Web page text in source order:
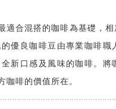
適合混搭的咖啡為基礎，
優良咖啡豆由專業咖啡職
新口感及風味的咖啡。將
咖啡的價值所在。